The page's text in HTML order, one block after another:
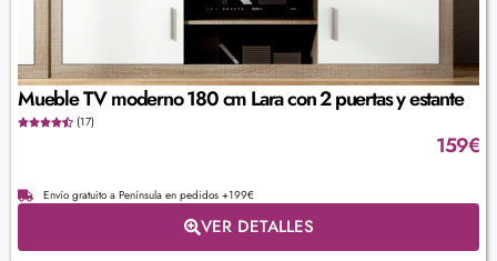
Mueble TV moderno 180 cm Lara con 2 puertas y estante
(17)
159€
Envío gratuito a Península en pedidos +199€
VER DETALLES